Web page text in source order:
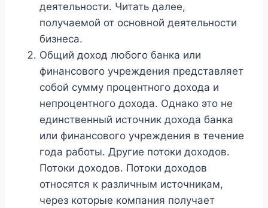
деятельности. Читать далее,
получаемой от основной деятельности
бизнеса.
Общий доход любого банка или
финансового учреждения представляет
собой сумму процентного дохода и
непроцентного дохода. Однако это не
единственный источник дохода банка
или финансового учреждения в течение
года работы. Другие потоки доходов.
Потоки доходов. Потоки доходов
относятся к различным источникам,
через которые компания получает